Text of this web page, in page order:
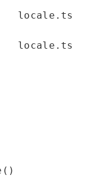
locale.ts
locale.ts